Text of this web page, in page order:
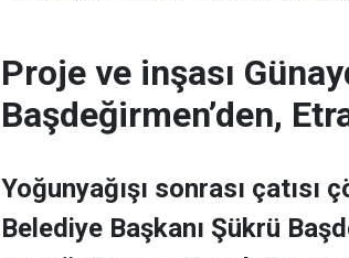
Proje ve inşası
Başdeğirmen’den,
Yoğunyağışı sonrası
Belediye Başkanı Şükrü